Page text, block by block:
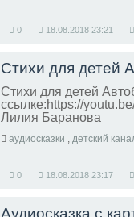
0 18.08.2018 23:21
Стихи для детей
Стихи для детей
ссылке:https://
Лилия Баранова
аудиосказки , детский
0 18.08.2018 23:17
Аудиосказка с